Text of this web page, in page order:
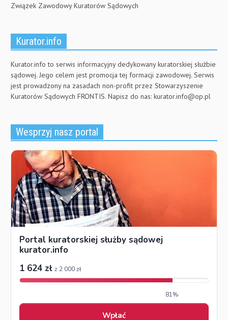
Związek Zawodowy Kuratorów Sądowych
Kurator.info
Kurator.info to serwis informacyjny dedykowany kuratorskiej służbie
sądowej. Jego celem jest promocja tej formacji zawodowej. Serwis
jest prowadzony na zasadach non-profit przez Stowarzyszenie
Kuratorów Sądowych FRONTIS. Napisz do nas: kurator.info@op.pl
Wesprzyj nasz portal